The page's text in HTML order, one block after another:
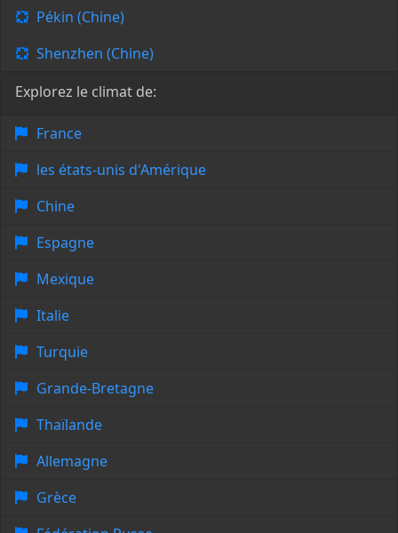
Pékin (Chine)
Shenzhen (Chine)
Explorez le climat de:
France
les états-unis d'Amérique
Chine
Espagne
Mexique
Italie
Turquie
Grande-Bretagne
Thaïlande
Allemagne
Grèce